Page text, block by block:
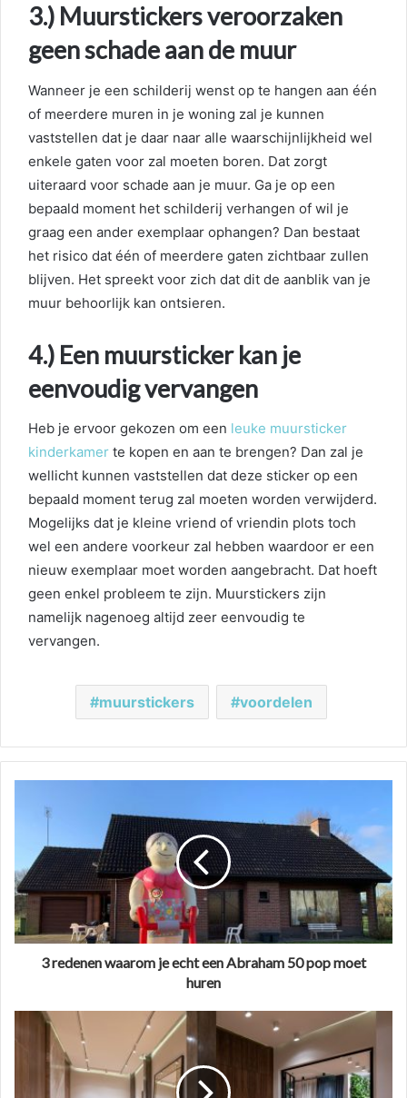
3.) Muurstickers veroorzaken
geen schade aan de muur
Wanneer je een schilderij wenst op te hangen aan één
of meerdere muren in je woning zal je kunnen
vaststellen dat je daar naar alle waarschijnlijkheid wel
enkele gaten voor zal moeten boren. Dat zorgt
uiteraard voor schade aan je muur. Ga je op een
bepaald moment het schilderij verhangen of wil je
graag een ander exemplaar ophangen? Dan bestaat
het risico dat één of meerdere gaten zichtbaar zullen
blijven. Het spreekt voor zich dat dit de aanblik van je
muur behoorlijk kan ontsieren.
4.) Een muursticker kan je
eenvoudig vervangen
Heb je ervoor gekozen om een leuke muursticker
kinderkamer te kopen en aan te brengen? Dan zal je
wellicht kunnen vaststellen dat deze sticker op een
bepaald moment terug zal moeten worden verwijderd.
Mogelijks dat je kleine vriend of vriendin plots toch
wel een andere voorkeur zal hebben waardoor er een
nieuw exemplaar moet worden aangebracht. Dat hoeft
geen enkel probleem te zijn. Muurstickers zijn
namelijk nagenoeg altijd zeer eenvoudig te
vervangen.
muurstickers voordelen
3 redenen waarom je echt een Abraham 50 pop moet
huren